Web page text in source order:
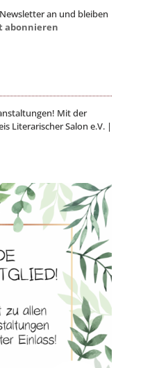
an und bleiben
abonnieren
Mit der
Literarischer Salon e.V. |